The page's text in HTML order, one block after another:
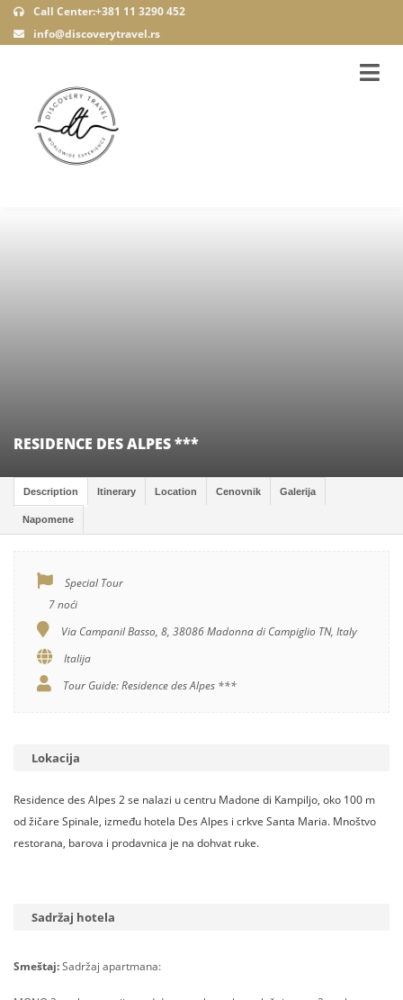
Call Center:+381 11 3290 452
info@discoverytravel.rs
RESIDENCE DES ALPES ***
Description Itinerary Location Cenovnik Galerija
Napomene
Special Tour
7 noći
Via Campanil Basso, 8, 38086 Madonna di Campiglio TN, Italy
Italija
Tour Guide: Residence des Alpes ***
Lokacija
Residence des Alpes 2 se nalazi u centru Madone di Kampiljo, oko 100 m
od žičare Spinale, između hotela Des Alpes i crkve Santa Maria. Mnoštvo
restorana, barova i prodavnica je na dohvat ruke.
Sadržaj hotela
Smeštaj:Sadržaj apartmana: